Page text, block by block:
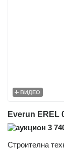
ВИДЕО
Everun EREL
3
Строителна